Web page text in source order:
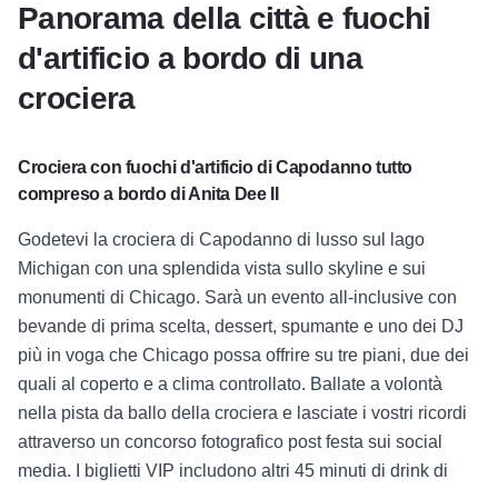
Panorama della città e fuochi
d'artificio a bordo di una
crociera
Crociera con fuochi d'artificio di Capodanno tutto
compreso a bordo di Anita Dee II
Godetevi la crociera di Capodanno di lusso sul lago
Michigan con una splendida vista sullo skyline e sui
monumenti di Chicago. Sarà un evento all-inclusive con
bevande di prima scelta, dessert, spumante e uno dei DJ
più in voga che Chicago possa offrire su tre piani, due dei
quali al coperto e a clima controllato. Ballate a volontà
nella pista da ballo della crociera e lasciate i vostri ricordi
attraverso un concorso fotografico post festa sui social
media. I biglietti VIP includono altri 45 minuti di drink di